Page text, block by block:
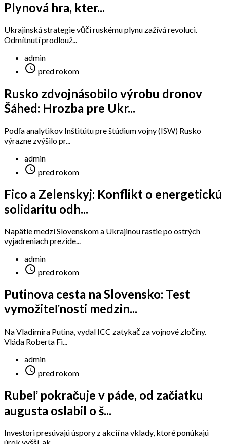
Plynová hra, kter...
Ukrajinská strategie vůči ruskému plynu zažívá revoluci.
Odmítnutí prodlouž...
admin
 pred rokom
Rusko zdvojnásobilo výrobu dronov
Šáhed: Hrozba pre Ukr...
Podľa analytikov Inštitútu pre štúdium vojny (ISW) Rusko
výrazne zvýšilo pr...
admin
 pred rokom
Fico a Zelenskyj: Konflikt o energetickú
solidaritu odh...
Napätie medzi Slovenskom a Ukrajinou rastie po ostrých
vyjadreniach prezide...
admin
 pred rokom
Putinova cesta na Slovensko: Test
vymožiteľnosti medzin...
Na Vladimira Putina, vydal ICC zatykač za vojnové zločiny.
Vláda Roberta Fi...
admin
 pred rokom
Rubeľ pokračuje v páde, od začiatku
augusta oslabil o š...
Investori presúvajú úspory z akcií na vklady, ktoré ponúkajú